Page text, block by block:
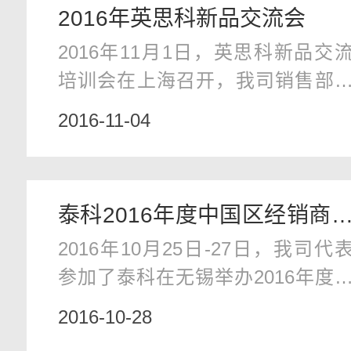
持不变。敬请告知，谢谢您一如
往的支持
2016年英思科新品交流会
2016年11月1日，英思科新品交
培训会在上海召开，我司销售部
售后部参加了该培训。会上主要
2016-11-04
泰科2016年度中国区经销商
议
2016年10月25日-27日，我司代
参加了泰科在无锡举办2016年度
国区经销商大会并获得年度最佳
2016-10-28